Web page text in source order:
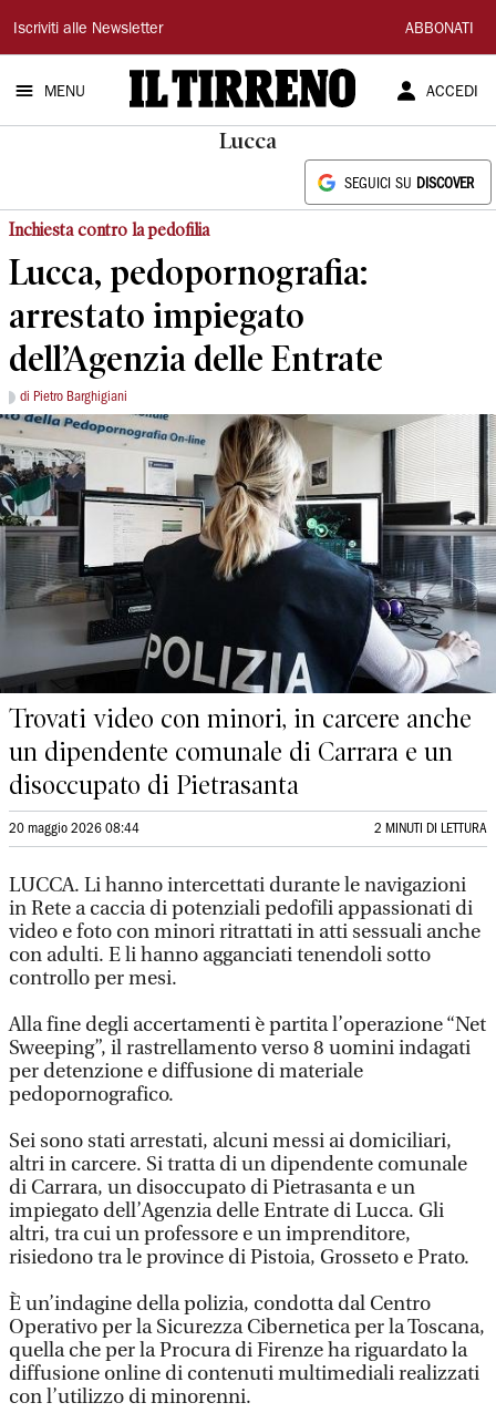
Il
Tirreno
Iscriviti alle Newsletter ABBONATI
MENU ACCEDI
Lucca
SEGUICI SU DISCOVER
Inchiesta contro la pedofilia
Lucca, pedopornografia:
arrestato impiegato
dell’Agenzia delle Entrate
di Pietro Barghigiani
Trovati video con minori, in carcere anche
un dipendente comunale di Carrara e un
disoccupato di Pietrasanta
20 maggio 2026 08:44 2 MINUTI DI LETTURA
LUCCA. Li hanno intercettati durante le navigazioni
in Rete a caccia di potenziali pedofili appassionati di
video e foto con minori ritrattati in atti sessuali anche
con adulti. E li hanno agganciati tenendoli sotto
controllo per mesi.
Alla fine degli accertamenti è partita l’operazione “Net
Sweeping”, il rastrellamento verso 8 uomini indagati
per detenzione e diffusione di materiale
pedopornografico.
Sei sono stati arrestati, alcuni messi ai domiciliari,
altri in carcere. Si tratta di un dipendente comunale
di Carrara, un disoccupato di Pietrasanta e un
impiegato dell’Agenzia delle Entrate di Lucca. Gli
altri, tra cui un professore e un imprenditore,
risiedono tra le province di Pistoia, Grosseto e Prato.
È un’indagine della polizia, condotta dal Centro
Operativo per la Sicurezza Cibernetica per la Toscana,
quella che per la Procura di Firenze ha riguardato la
diffusione online di contenuti multimediali realizzati
con l’utilizzo di minorenni.